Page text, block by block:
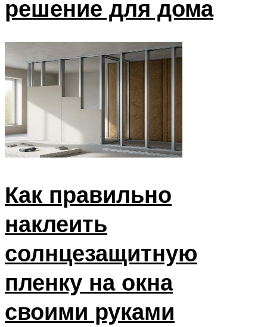
решение для дома
Как правильно
наклеить
солнцезащитную
пленку на окна
своими руками